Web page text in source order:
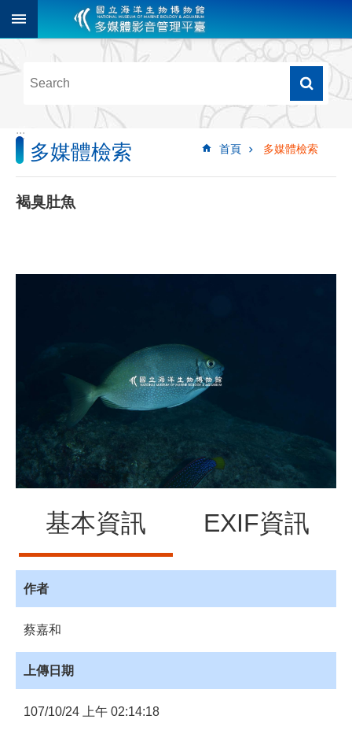
跳到主要內容區塊
階
尋
多
媒
體
檢
像
發
布
諮
詢
會
員
專
區
館
員
:::
首頁 多媒體檢索
多媒體檢索
褐臭肚魚
基本資訊 EXIF資訊
作者
蔡嘉和
上傳日期
107/10/24 上午 02:14:18